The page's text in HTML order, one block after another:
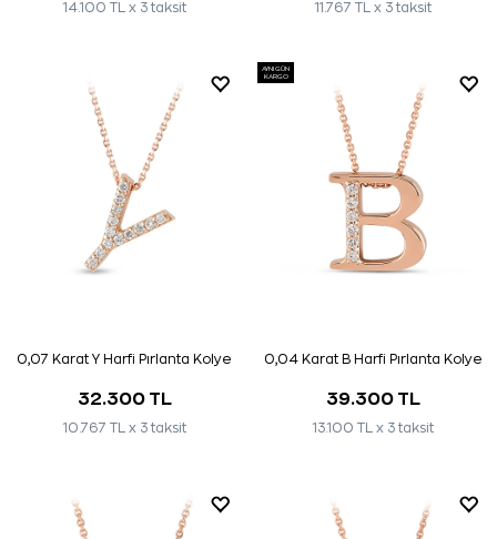
14.100 TL x 3 taksit 11.767 TL x 3 taksit
0,07 Karat Y Harfi Pırlanta Kolye
32.300 TL
10.767 TL x 3 taksit
AYNI GÜN
KARGO
0,04 Karat B Harfi Pırlanta Kolye
39.300 TL
13.100 TL x 3 taksit